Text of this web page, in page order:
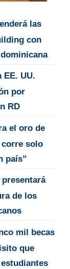
las
con
EE. UU.
por
RD
el oro de
corre solo
país”
de los
mil becas
que